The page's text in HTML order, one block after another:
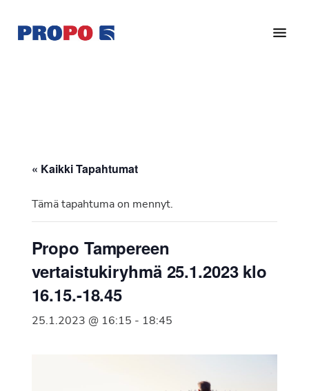
pääsisältöön
alatunnisteeseen
Ry
vuonna
Suomen
Syöpäyhdistyksen
jäsenjärjestö.
« Kaikki Tapahtumat
Tämä tapahtuma on mennyt.
Propo Tampereen
vertaistukiryhmä 25.1.2023 klo
16.15.-18.45
25.1.2023 @ 16:15 - 18:45